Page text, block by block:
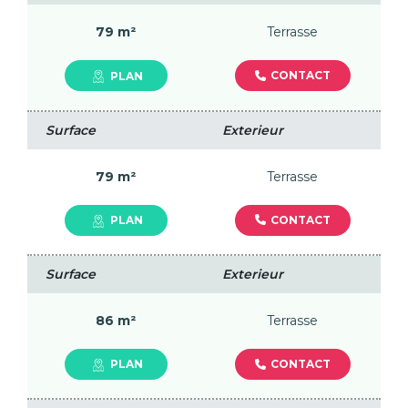
79 m² Terrasse
PLAN CONTACT
Surface
79 m²
Exterieur
Terrasse
PLAN CONTACT
Surface
86 m²
Exterieur
Terrasse
PLAN CONTACT